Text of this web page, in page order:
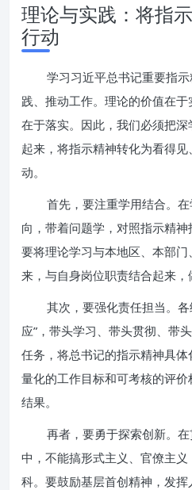
理论与实践：将指
行动
学习习近平总书记重要指
践、推动工作。理论的价值在
在于落实。因此，我们必须把
起来，将指示精神转化为看得
动。
首先，要注重学用结合。
向，带着问题学，对照指示精神
要将理论学习与本地区、本部
来，与自身岗位职责结合起来，
其次，要强化责任担当。
应”，带头学习、带头贯彻、带
任务，将总书记的指示精神具
量化的工作目标和可考核的评
结果。
再者，要勇于探索创新。
中，不能搞形式主义、官僚主
科。要鼓励基层首创精神，发